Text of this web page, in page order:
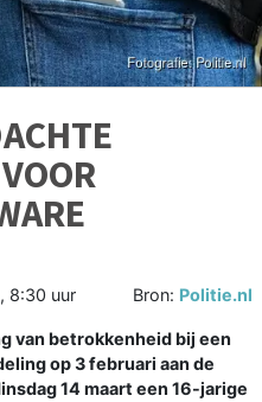
8:30 uur Bron: Politie.nl
van betrokkenheid bij een
op 3 februari aan de
14 maart een 16-jarige